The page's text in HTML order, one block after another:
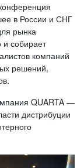
в России и СНГ
рынка
и собирает
компаний
решений,
QUARTA —
дистрибуции